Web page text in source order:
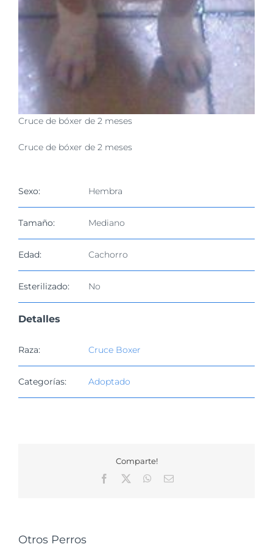
Cruce de bóxer de 2 meses
Cruce de bóxer de 2 meses
Sexo: Hembra
Tamaño: Mediano
Edad: Cachorro
Esterilizado: No
Detalles
Raza: Cruce Boxer
Categorías: Adoptado
Comparte!
Facebook
WhatsApp
Correo
Otros Perros